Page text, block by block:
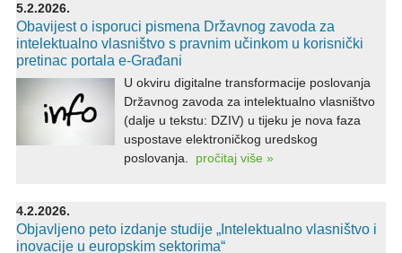
5.2.2026.
Obavijest o isporuci pismena Državnog zavoda za
intelektualno vlasništvo s pravnim učinkom u korisnički
pretinac portala e-Građani
U okviru digitalne transformacije poslovanja
Državnog zavoda za intelektualno vlasništvo
(dalje u tekstu: DZIV) u tijeku je nova faza
uspostave elektroničkog uredskog
poslovanja. pročitaj više »
4.2.2026.
Objavljeno peto izdanje studije „Intelektualno vlasništvo i
inovacije u europskim sektorima“